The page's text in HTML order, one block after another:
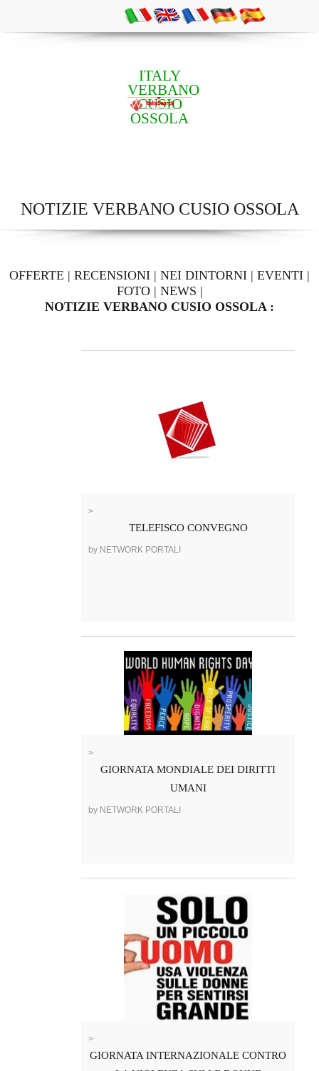
ITALY
VERBANO
CUSIO
OSSOLA
NOTIZIE VERBANO CUSIO OSSOLA
OFFERTE | RECENSIONI | NEI DINTORNI | EVENTI |
FOTO| NEWS |
NOTIZIE VERBANO CUSIO OSSOLA :
>
TELEFISCO CONVEGNO
by NETWORK PORTALI
>
GIORNATA MONDIALE DEI DIRITTI
UMANI
by NETWORK PORTALI
>
GIORNATA INTERNAZIONALE CONTRO